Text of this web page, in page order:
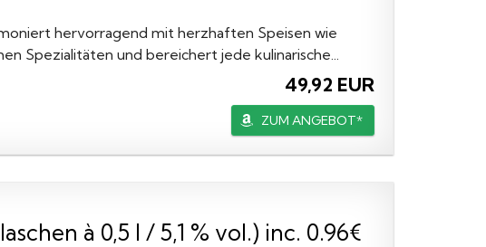
hervorragend mit herzhaften Speisen wie
Spezialitäten und bereichert jede kulinarische...
49,92 EUR
ZUM ANGEBOT*
à 0,5 l / 5,1 % vol.) inc. 0.96€